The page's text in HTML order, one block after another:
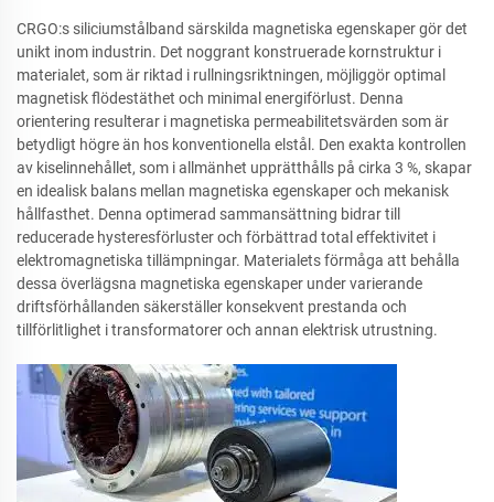
CRGO:s siliciumstålband särskilda magnetiska egenskaper gör det
unikt inom industrin. Det noggrant konstruerade kornstruktur i
materialet, som är riktad i rullningsriktningen, möjliggör optimal
magnetisk flödestäthet och minimal energiförlust. Denna
orientering resulterar i magnetiska permeabilitetsvärden som är
betydligt högre än hos konventionella elstål. Den exakta kontrollen
av kiselinnehållet, som i allmänhet upprätthålls på cirka 3 %, skapar
en idealisk balans mellan magnetiska egenskaper och mekanisk
hållfasthet. Denna optimerad sammansättning bidrar till
reducerade hysteresförluster och förbättrad total effektivitet i
elektromagnetiska tillämpningar. Materialets förmåga att behålla
dessa överlägsna magnetiska egenskaper under varierande
driftsförhållanden säkerställer konsekvent prestanda och
tillförlitlighet i transformatorer och annan elektrisk utrustning.